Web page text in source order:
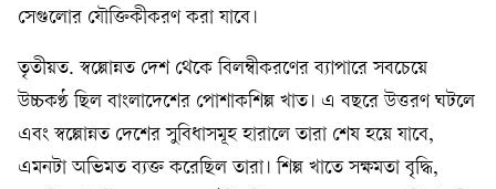
সেগুলোর যৌক্তিকীকরণ করা যাবে।
তৃতীয়ত. স্বল্পোন্নত দেশ থেকে বিলম্বীকরণের ব‍্যাপারে সবচেয়ে
উচ্চকণ্ঠ ছিল বাংলাদেশের পোশাকশিল্প খাত। এ বছরে উত্তরণ ঘটলে
এবং স্বল্পোন্নত দেশের সুবিধাসমূহ হারালে তারা শেষ হয়ে যাবে,
এমনটা অভিমত ব‍্যক্ত করেছিল তারা। শিল্প খাতে সক্ষমতা বৃদ্ধি,